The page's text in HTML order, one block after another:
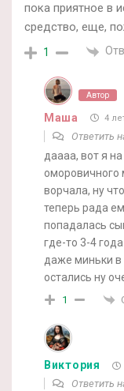
пока приятное в
средство, еще,
1
Автор
Маша 4
Ответить
даааа, вот я
оморовичного
ворчала, ну
теперь рада
попадалась
где-то 3-4
даже миньки в
остались ну
1
Виктория
Ответить